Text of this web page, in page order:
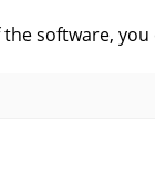
software,